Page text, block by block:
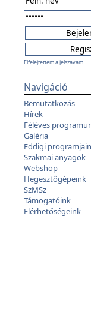
Elfelejtettem a jelszavam...
Navigáció
Bemutatkozás
Hírek
Féléves
Galéria
Eddigi
Szakmai anyagok
Webshop
Hegesztőgépeink
SzMSz
Támogatóink
Elérhetőségeink